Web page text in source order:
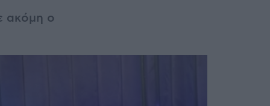
ακόμη ο